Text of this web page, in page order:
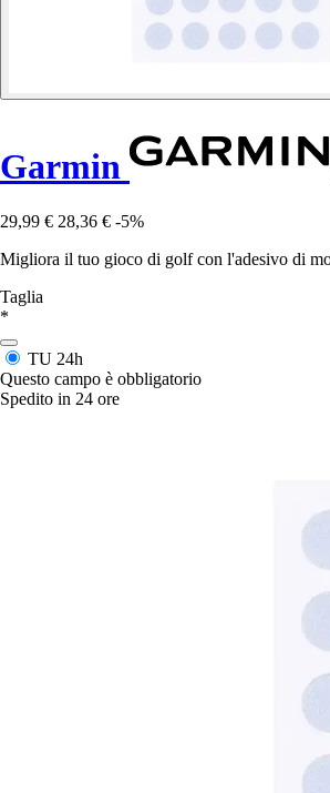
Garmin
29,99 € 28,36 € -5%
Migliora il tuo gioco di golf con l'adesivo di
Taglia
*
TU 24h
Questo campo è obbligatorio
Spedito in 24 ore